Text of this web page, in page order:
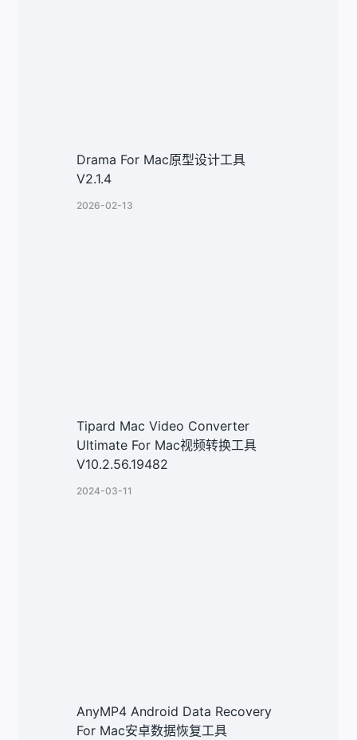
Drama For Mac原型设计工具
V2.1.4
2026-02-13
Tipard Mac Video Converter
Ultimate For Mac视频转换工具
V10.2.56.19482
2024-03-11
AnyMP4 Android Data Recovery
For Mac安卓数据恢复工具